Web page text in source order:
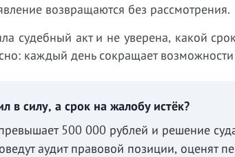
возвращаются без рассмотрения.
судебный акт и не уверена, какой
каждый день сокращает
в силу, а срок на жалобу истёк?
500 000 рублей и решение
аудит правовой позиции, оценят